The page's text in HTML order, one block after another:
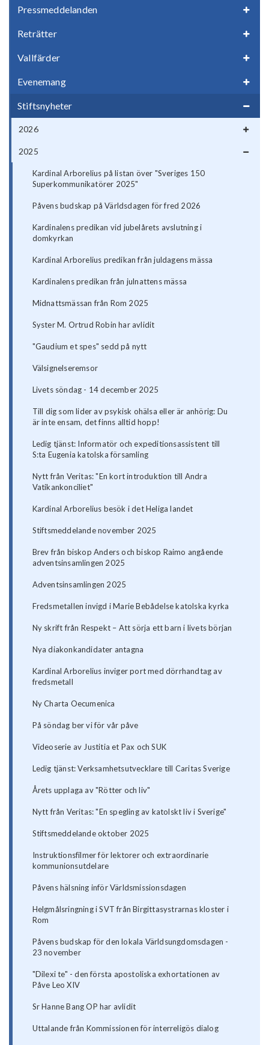
Pressmeddelanden
Reträtter
Vallfärder
Evenemang
Stiftsnyheter
2026
2025
Kardinal Arborelius på listan över "Sveriges 150
Superkommunikatörer 2025"
Påvens budskap på Världsdagen för fred 2026
Kardinalens predikan vid jubelårets avslutning i
domkyrkan
Kardinal Arborelius predikan från juldagens mässa
Kardinalens predikan från julnattens mässa
Midnattsmässan från Rom 2025
Syster M. Ortrud Robin har avlidit
"Gaudium et spes" sedd på nytt
Välsignelseremsor
Livets söndag - 14 december 2025
Till dig som lider av psykisk ohälsa eller är anhörig: Du
är inte ensam, det finns alltid hopp!
Ledig tjänst: Informatör och expeditionsassistent till
S:ta Eugenia katolska församling
Nytt från Veritas: "En kort introduktion till Andra
Vatikankonciliet"
Kardinal Arborelius besök i det Heliga landet
Stiftsmeddelande november 2025
Brev från biskop Anders och biskop Raimo angående
adventsinsamlingen 2025
Adventsinsamlingen 2025
Fredsmetallen invigd i Marie Bebådelse katolska kyrka
Ny skrift från Respekt – Att sörja ett barn i livets början
Nya diakonkandidater antagna
Kardinal Arborelius inviger port med dörrhandtag av
fredsmetall
Ny Charta Oecumenica
På söndag ber vi för vår påve
Videoserie av Justitia et Pax och SUK
Ledig tjänst: Verksamhetsutvecklare till Caritas Sverige
Årets upplaga av "Rötter och liv"
Nytt från Veritas: "En spegling av katolskt liv i Sverige"
Stiftsmeddelande oktober 2025
Instruktionsfilmer för lektorer och extraordinarie
kommunionsutdelare
Påvens hälsning inför Världsmissionsdagen
Helgmålsringning i SVT från Birgittasystrarnas kloster i
Rom
Påvens budskap för den lokala Världsungdomsdagen -
23 november
"Dilexi te" - den första apostoliska exhortationen av
Påve Leo XIV
Sr Hanne Bang OP har avlidit
Uttalande från Kommissionen för interreligös dialog